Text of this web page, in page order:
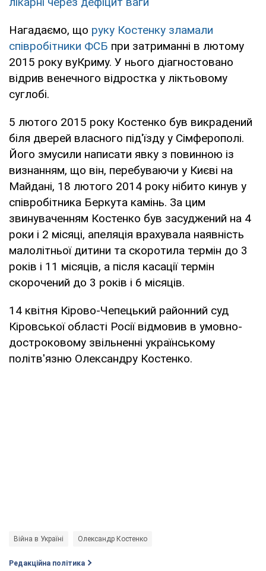
Нагадаємо, що руку Костенку зламали
співробітники ФСБ при затриманні в лютому
2015 року вуКриму. У нього діагностовано
відрив венечного відростка у ліктьовому
суглобі.
5 лютого 2015 року Костенко був викрадений
біля дверей власного під'їзду у Сімферополі.
Його змусили написати явку з повинною із
визнанням, що він, перебуваючи у Києві на
Майдані, 18 лютого 2014 року нібито кинув у
співробітника Беркута камінь. За цим
звинуваченням Костенко був засуджений на 4
роки і 2 місяці, апеляція врахувала наявність
малолітньої дитини та скоротила термін до 3
років і 11 місяців, а після касації термін
скорочений до 3 років і 6 місяців.
14 квітня Кірово-Чепецький районний суд
Кіровської області Росії відмовив в умовно-
достроковому звільненні українському
політв'язню Олександру Костенко.
Війна в Україні Олександр Костенко
Редакційна політика